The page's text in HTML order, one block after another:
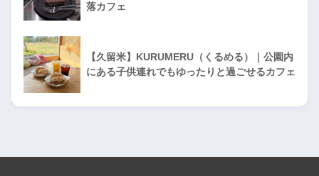
落カフェ
【久留米】KURUMERU（くるめる）｜公園内
にある子供連れでもゆったりと過ごせるカフェ